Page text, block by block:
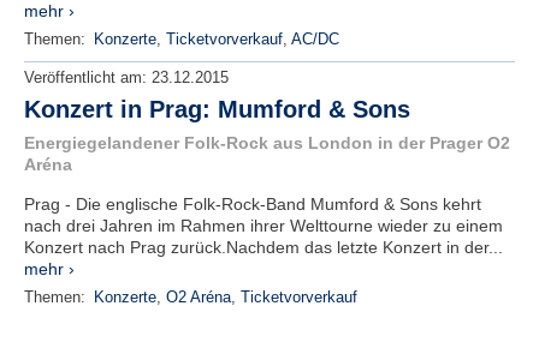
mehr ›
Themen: Konzerte, Ticketvorverkauf, AC/DC
Veröffentlicht am: 23.12.2015
Konzert in Prag: Mumford & Sons
Energiegelandener Folk-Rock aus London in der Prager O2
Aréna
Prag - Die englische Folk-Rock-Band Mumford & Sons kehrt
nach drei Jahren im Rahmen ihrer Welttourne wieder zu einem
Konzert nach Prag zurück.Nachdem das letzte Konzert in der...
mehr ›
Themen: Konzerte, O2 Aréna, Ticketvorverkauf